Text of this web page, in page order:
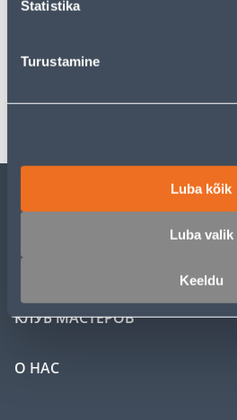
Statistika
Turustamine
Luba kõik
Luba valik
Keeldu
Спецификация
Транспорт
ОБСЛУЖИВАНИЕ ЧАСТНЫХ
КЛУБ МАСТЕРОВ
О НАС